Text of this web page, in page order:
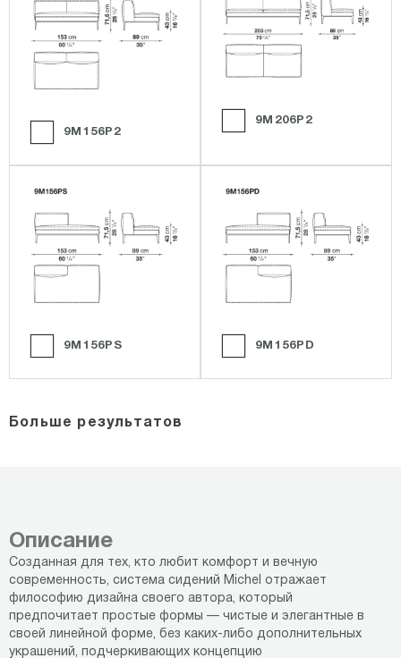
9M156P2
9M206P2
9M156PS 9M156PD
Больше результатов
Описание
Созданная для тех, кто любит комфорт и вечную
современность, система сидений Michel отражает
философию дизайна своего автора, который
предпочитает простые формы — чистые и элегантные в
своей линейной форме, без каких-либо дополнительных
украшений, подчеркивающих концепцию